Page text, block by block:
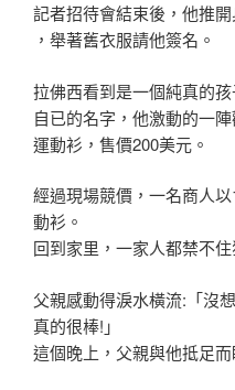
記者招待會結束後，他推
，舉著舊衣服請他簽名。
拉佛西看到是一個純真的
自已的名字 ，他激動的一
運動衫，售價200美元。
經過現場競價，一名商人
動衫。
回到家里，一家人都禁不住
父親感動得淚水橫流:「沒
真的很棒!」
這個晚上，父親與他抵足而